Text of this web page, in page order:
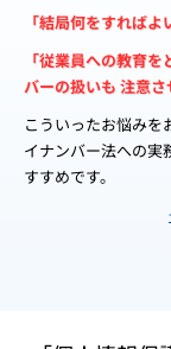
「結局何をすればよ
「従業員への教育
バーの扱いも 注意さ
こういったお悩みを
イナンバー法への実
すすめです。